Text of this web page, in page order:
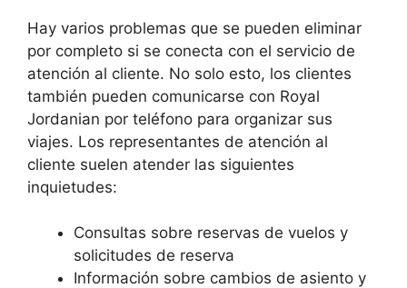
Hay varios problemas que se pueden eliminar
por completo si se conecta con el servicio de
atención al cliente. No solo esto, los clientes
también pueden comunicarse con Royal
Jordanian por teléfono para organizar sus
viajes. Los representantes de atención al
cliente suelen atender las siguientes
inquietudes:
Consultas sobre reservas de vuelos y
solicitudes de reserva
Información sobre cambios de asiento y